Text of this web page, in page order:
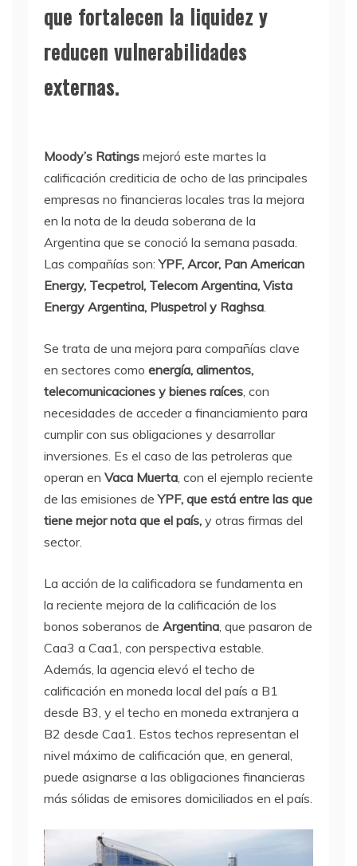
que fortalecen la liquidez y
reducen vulnerabilidades
externas.
Moody’s Ratings mejoró este martes la
calificación crediticia de ocho de las principales
empresas no financieras locales tras la mejora
en la nota de la deuda soberana de la
Argentina que se conoció la semana pasada.
Las compañías son: YPF, Arcor, Pan American
Energy, Tecpetrol, Telecom Argentina, Vista
Energy Argentina, Pluspetrol y Raghsa.
Se trata de una mejora para compañías clave
en sectores como energía, alimentos,
telecomunicaciones y bienes raíces, con
necesidades de acceder a financiamiento para
cumplir con sus obligaciones y desarrollar
inversiones. Es el caso de las petroleras que
operan en Vaca Muerta, con el ejemplo reciente
de las emisiones deYPF, que está entre las que
tiene mejor nota que el país, y otras firmas del
sector.
La acción de la calificadora se fundamenta en
la reciente mejora de la calificación de los
bonos soberanos de Argentina, que pasaron de
Caa3 a Caa1, con perspectiva estable.
Además, la agencia elevó el techo de
calificación en moneda local del país a B1
desde B3, y el techo en moneda extranjera a
B2 desde Caa1. Estos techos representan el
nivel máximo de calificación que, en general,
puede asignarse a las obligaciones financieras
más sólidas de emisores domiciliados en el país.